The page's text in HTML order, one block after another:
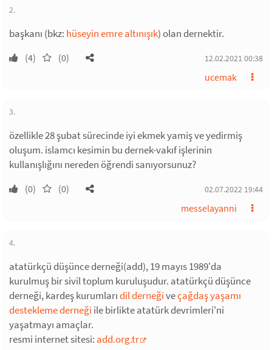
2.
başkanı (bkz: hüseyin emre altınışık) olan dernektir.
(4) (0) 12.02.2021 00:38
ucemak
3.
özellikle 28 şubat sürecinde iyi ekmek yamiş ve yedirmiş
oluşum. islamcı kesimin bu dernek-vakıf işlerinin
kullanışlığını nereden öğrendi sanıyorsunuz?
(0) (0) 02.07.2022 19:44
messelayanni
4.
atatürkçü düşünce derneği(add), 19 mayıs 1989'da
kurulmuş bir sivil toplum kuruluşudur. atatürkçü düşünce
derneği, kardeş kurumlarıdil derneğiveçağdaş yaşamı
destekleme derneği ile birlikte atatürk devrimleri'ni
yaşatmayı amaçlar.
resmi internet sitesi: add.org.tr